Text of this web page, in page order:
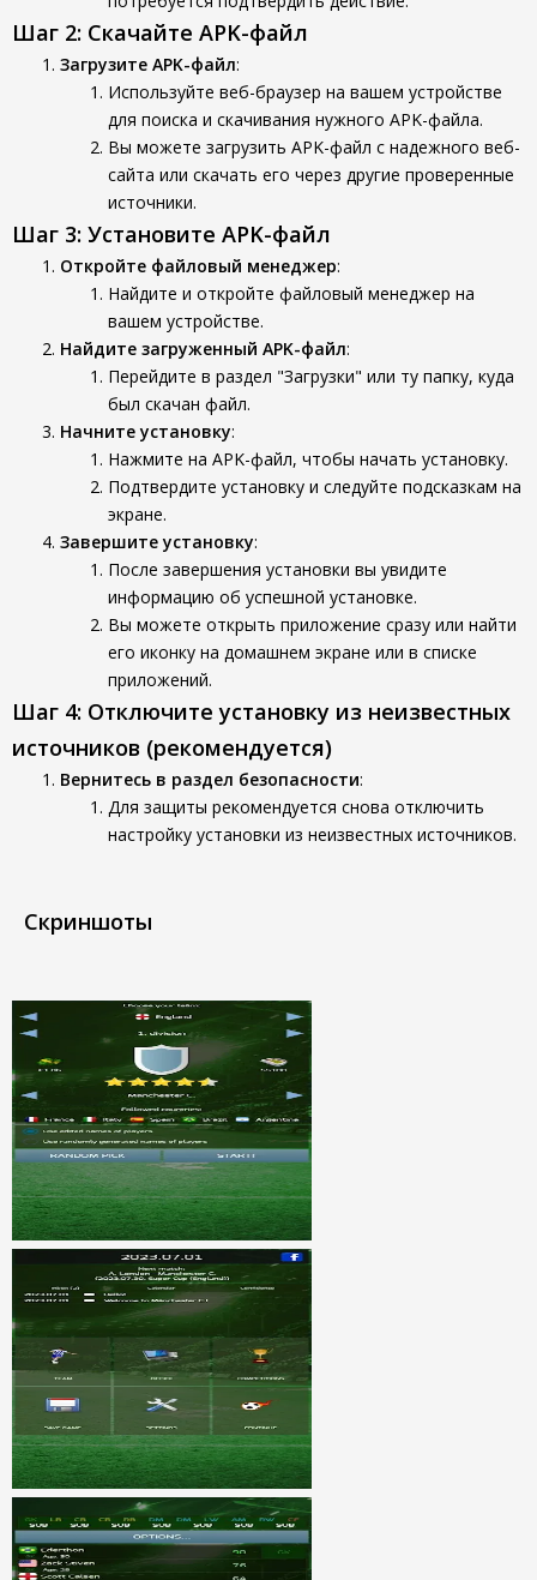
Шаг 2: Скачайте APK-файл
Загрузите APK-файл:
Используйте веб-браузер на вашем устройстве
для поиска и скачивания нужного APK-файла.
Вы можете загрузить APK-файл с надежного веб-
сайта или скачать его через другие проверенные
источники.
Шаг 3: Установите APK-файл
Откройте файловый менеджер:
Найдите и откройте файловый менеджер на
вашем устройстве.
Найдите загруженный APK-файл:
Перейдите в раздел "Загрузки" или ту папку, куда
был скачан файл.
Начните установку:
Нажмите на APK-файл, чтобы начать установку.
Подтвердите установку и следуйте подсказкам на
экране.
Завершите установку:
После завершения установки вы увидите
информацию об успешной установке.
Вы можете открыть приложение сразу или найти
его иконку на домашнем экране или в списке
приложений.
Шаг 4: Отключите установку из неизвестных
источников (рекомендуется)
Вернитесь в раздел безопасности:
Для защиты рекомендуется снова отключить
настройку установки из неизвестных источников.
Скриншоты